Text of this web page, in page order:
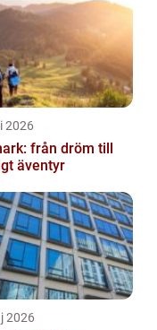
2026
från dröm till
äventyr
2026